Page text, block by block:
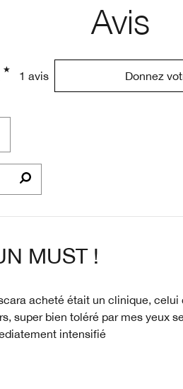
Avis
1 avis Donnez
MUST !
acheté était un clinique,
super bien toléré par mes yeux
intensifié